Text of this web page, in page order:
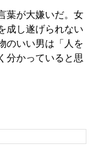
葉が大嫌いだ。女
成し遂げられない
のいい男は「人を
分かっていると思